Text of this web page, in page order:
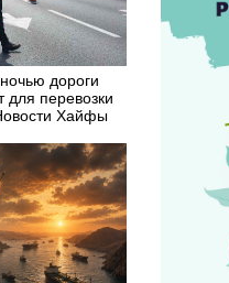
дороги
перевозки
Хайфы